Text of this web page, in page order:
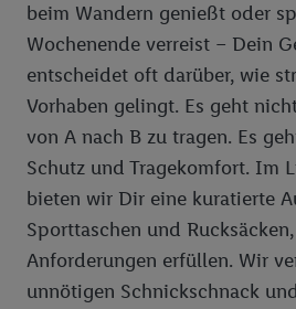
beim Wandern genießt oder
Wochenende verreist – Dein
entscheidet oft darüber, wie
Vorhaben gelingt. Es geht
von A nach B zu tragen. Es
Schutz und Tragekomfort. Im
bieten wir Dir eine kuratierte
Sporttaschen und
Anforderungen erfüllen. Wir
unnötigen Schnickschnack